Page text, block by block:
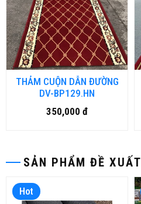
SẢN PHẨM ĐỀ XUẤT
Hot
THẢM CUỘN DẪN ĐƯỜNG
DV-BP129.HN
350,000 đ